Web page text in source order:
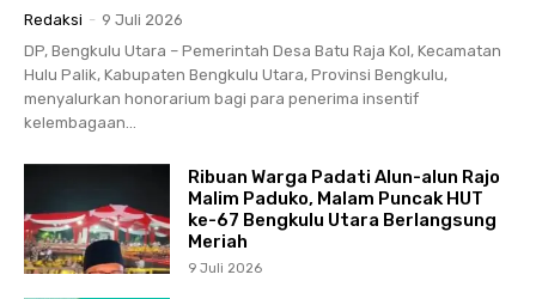
Redaksi - 9 Juli 2026
DP, Bengkulu Utara – Pemerintah Desa Batu Raja Kol, Kecamatan
Hulu Palik, Kabupaten Bengkulu Utara, Provinsi Bengkulu,
menyalurkan honorarium bagi para penerima insentif
kelembagaan...
Ribuan Warga Padati Alun-alun Rajo
Malim Paduko, Malam Puncak HUT
ke-67 Bengkulu Utara Berlangsung
Meriah
9 Juli 2026